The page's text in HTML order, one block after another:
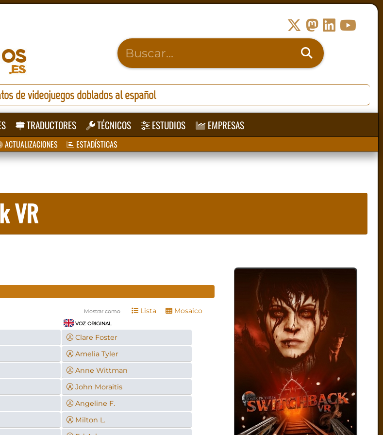
de videojuegos doblados al español
TRADUCTORES TÉCNICOS ESTUDIOS EMPRESAS
ACTUALIZACIONES ESTADÍSTICAS
VR
Mostrar como Lista Mosaico
VOZ ORIGINAL
Clare Foster
Amelia Tyler
Anne Wittman
John Moraitis
Angeline F.
Milton L.